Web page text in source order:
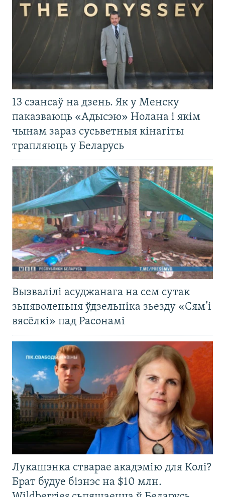
13 сэансаў на дзень. Як у Менску
паказваюць «Адысэю» Нолана і якім
чынам зараз сусьветныя кінагіты
трапляюць у Беларусь
Вызвалілі асуджанага на сем сутак
зьняволеньня ўдзельніка зьезду «Сям’і
вясёлкі» пад Расонамі
Лукашэнка стварае акадэмію для Колі?
Брат будуе бізнэс на $10 млн.